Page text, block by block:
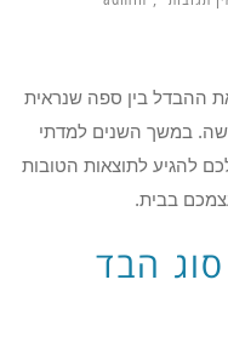
ההבדל בין ספה שנראית
במשך השנים למדתי
להגיע לתוצאות הטובות
בבית.
הבד